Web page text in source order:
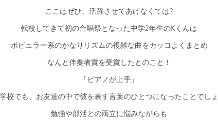
ここはぜひ、活躍させてあげなくては?
転校してきて初の合唱祭となった中学2年生のKくんは
ポピュラー系のかなりリズムの複雑な曲をカッコよくまとめ
なんと伴奏者賞を受賞したとのこと！
「ピアノが上手」
校でも、お友達の中で彼を表す言葉のひとつになったことでしょ
勉強や部活との両立に悩みながらも